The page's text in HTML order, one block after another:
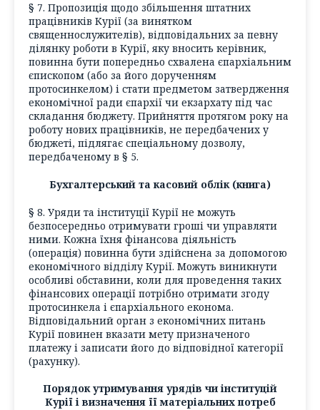
§ 7. Пропозиція щодо збільшення штатних
працівників Курії (за винятком
священнослужителів), відповідальних за певну
ділянку роботи в Курії, яку вносить керівник,
повинна бути попередньо схвалена єпархіальним
єпископом (або за його дорученням
протосинкелом) і стати предметом затвердження
економічної ради єпархії чи екзархату під час
складання бюджету. Прийняття протягом року на
роботу нових працівників, не передбачених у
бюджеті, підлягає спеціальному дозволу,
передбаченому в § 5.
Бухгалтерський та касовий облік (книга)
§ 8. Уряди та інституції Курії не можуть
безпосередньо отримувати гроші чи управляти
ними. Кожна їхня фінансова діяльність
(операція) повинна бути здійснена за допомогою
економічного відділу Курії. Можуть виникнути
особливі обставини, коли для проведення таких
фінансових операції потрібно отримати згоду
протосинкела і єпархіального економа.
Відповідальний орган з економічних питань
Курії повинен вказати мету призначеного
платежу і записати його до відповідної категорії
(рахунку).
Порядок утримування урядів чи інституцій
Курії і визначення її матеріальних потреб